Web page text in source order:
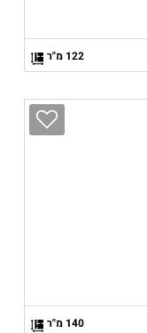
122 מ"ר
140 מ"ר